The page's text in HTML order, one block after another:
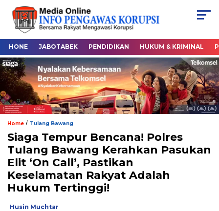
HONE JABOTABEK PENDIDIKAN HUKUM & KRIMINAL
Home / Tulang Bawang
Siaga Tempur Bencana! Polres
Tulang Bawang Kerahkan Pasukan
Elit ‘On Call’, Pastikan
Keselamatan Rakyat Adalah
Hukum Tertinggi!
Husin Muchtar